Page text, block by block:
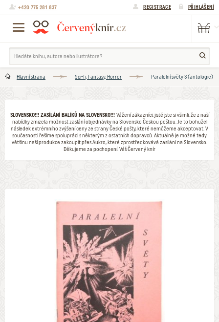
+420 775 281 837 REGISTRACE PŘIHLÁŠENÍ
Hlavní strana Sci-fi, Fantasy, Horror Paralelní světy 3 (antologie)
SLOVENSKO!!! ZASÍLÁNÍ BALÍKŮ NA SLOVENSKO!!! Vážení zákazníci, jistě jste si všimli, že z naší
nabídky zmizela možnost zaslání objednávky na Slovensko Českou poštou. Je to bohužel
následek extrémního zvýšení ceny ze strany České pošty, které nemůžeme akceptovat. V
současnosti řešíme spolupráci s některým z ostatních dopravců. Aktuálně je možné tedy
většinu naší produkce zakoupit přes Aukro, které zprostředkovává zasílání na Slovensko.
Děkujeme za pochopení. Váš Červený knír